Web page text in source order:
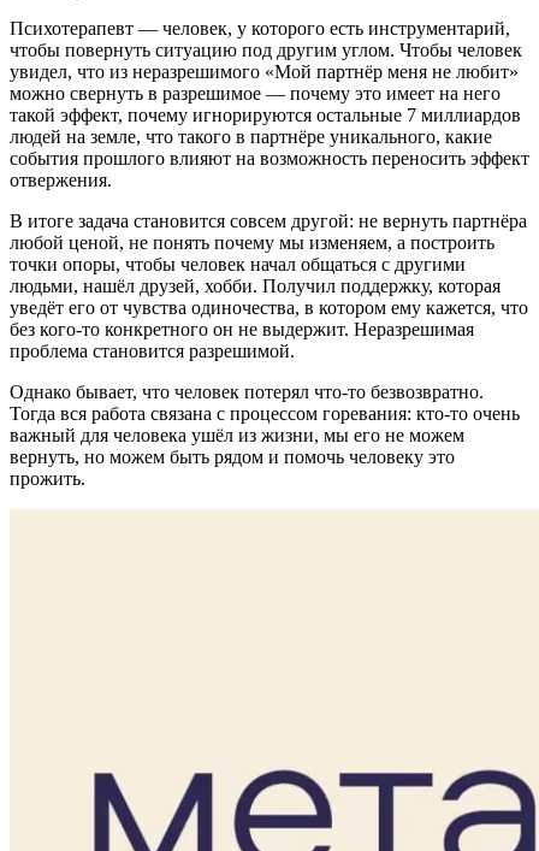
Психотерапевт — человек, у которого есть инструментарий,
чтобы повернуть ситуацию под другим углом. Чтобы человек
увидел, что из неразрешимого «Мой партнёр меня не любит»
можно свернуть в разрешимое — почему это имеет на него
такой эффект, почему игнорируются остальные 7 миллиардов
людей на земле, что такого в партнёре уникального, какие
события прошлого влияют на возможность переносить эффект
отвержения.
В итоге задача становится совсем другой: не вернуть партнёра
любой ценой, не понять почему мы изменяем, а построить
точки опоры, чтобы человек начал общаться с другими
людьми, нашёл друзей, хобби. Получил поддержку, которая
уведёт его от чувства одиночества, в котором ему кажется, что
без кого-то конкретного он не выдержит. Неразрешимая
проблема становится разрешимой.
Однако бывает, что человек потерял что-то безвозвратно.
Тогда вся работа связана с процессом горевания: кто-то очень
важный для человека ушёл из жизни, мы его не можем
вернуть, но можем быть рядом и помочь человеку это
прожить.